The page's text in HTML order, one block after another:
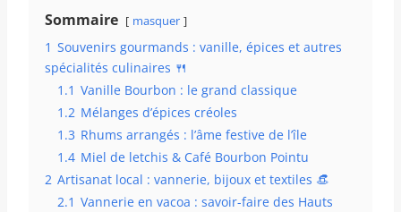
Sommaire masquer
1 Souvenirs gourmands : vanille, épices et autres
spécialités culinaires 🍴
1.1 Vanille Bourbon : le grand classique
1.2 Mélanges d’épices créoles
1.3 Rhums arrangés : l’âme festive de l’île
1.4 Miel de letchis & Café Bourbon Pointu
2 Artisanat local : vannerie, bijoux et textiles 👒
2.1 Vannerie en vacoa : savoir-faire des Hauts